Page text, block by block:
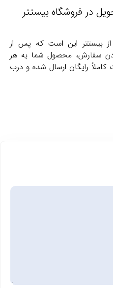
در فروشگاه بیستتر
از بیستتر این است که پس از
سفارش، محصول شما به هر
رایگان ارسال شده و درب